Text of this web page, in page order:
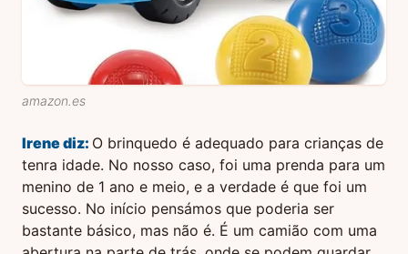
amazon.es
Irenediz: O brinquedo é adequado para crianças de
tenra idade. No nosso caso, foi uma prenda para um
menino de 1 ano e meio, e a verdade é que foi um
sucesso. No início pensámos que poderia ser
bastante básico, mas não é. É um camião com uma